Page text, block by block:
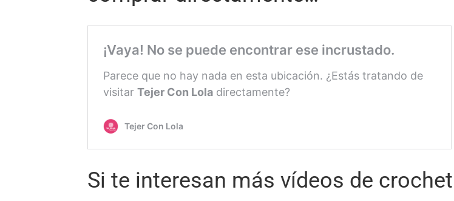
Si te interesan más vídeos de